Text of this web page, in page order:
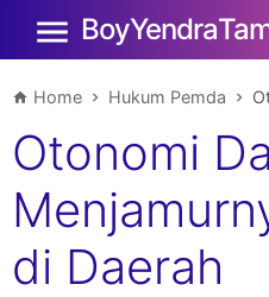
Boy Yendra
Home Hukum Pemda
Otonomi
di Daerah